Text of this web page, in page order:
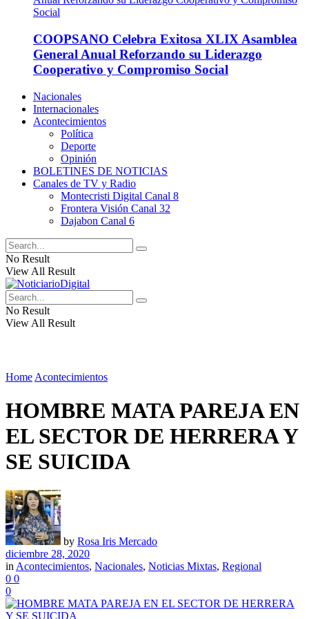
COOPSANO Celebra Exitosa XLIX Asamblea
General Anual Reforzando su Liderazgo
Cooperativo y Compromiso Social
Nacionales
Internacionales
Acontecimientos
Política
Deporte
Opinión
BOLETINES DE NOTICIAS
Canales de TV y Radio
Montecristi Digital Canal 8
Frontera Visión Canal 32
Dajabon Canal 6
No Result
View All Result
No Result
View All Result
Home Acontecimientos
HOMBRE MATA PAREJA EN
EL SECTOR DE HERRERA Y
SE SUICIDA
by Rosa Iris Mercado
diciembre 28, 2020
in Acontecimientos, Nacionales, Noticias Mixtas, Regional
0 0
0